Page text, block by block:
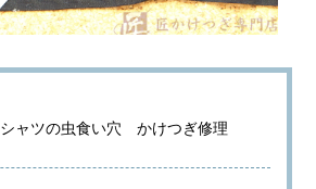
シャツの虫食い穴 かけつぎ修理